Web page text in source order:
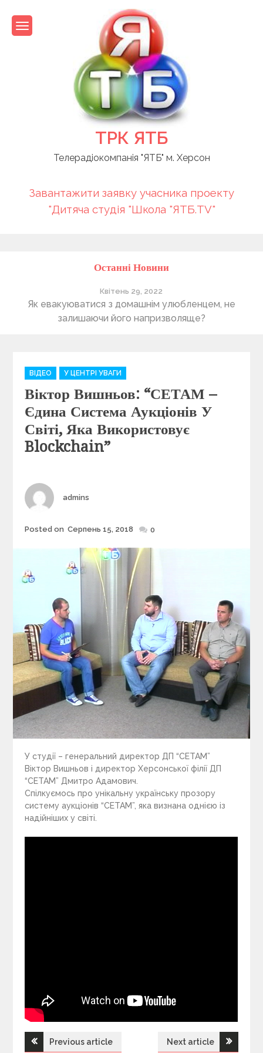
content
ТРК ЯТБ
Телерадіокомпанія "ЯТБ" м. Херсон
Завантажити заявку учасника проекту
"Дитяча студія "Школа "ЯТБ.TV"
Останні Новини
Квітень 29, 2022
Як евакуюватися з домашнім улюбленцем, не
залишаючи його напризволяще?
C
a
e
g
o
r
ВІДЕО У ЦЕНТРІ УВАГИ
Віктор Вишньов: “СЕТАМ –
Єдина Система Аукціонів У
Світі, Яка Використовує
Blockchain”
Author
admins
Posted
Posted on Серпень 15, 2018 0
У студії – генеральний директор ДП “СЕТАМ”
Віктор Вишньов і директор Херсонської філії ДП
“СЕТАМ” Дмитро Адамович.
Спілкуємось про унікальну українську прозору
систему аукціонів “СЕТАМ”, яка визнана однією із
надійніших у світі.
Previous article Next article